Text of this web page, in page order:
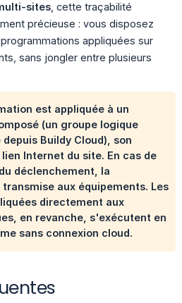
sites , cette traçabilité
précieuse : vous disposez
appliquées sur
sans jongler entre plusieurs
est appliquée à un
(un groupe logique
Buildy Cloud), son
Internet du site. En cas de
déclenchement, la
aux équipements. Les
directement aux
en revanche, s'exécutent en
sans connexion cloud.